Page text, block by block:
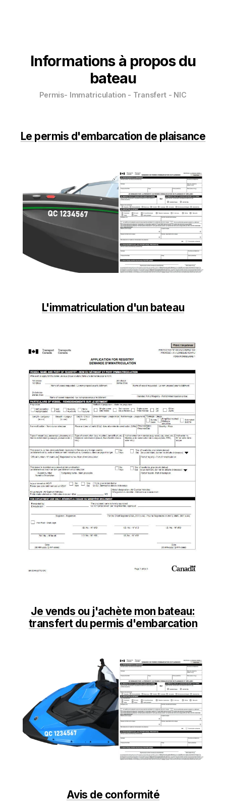
Informations à propos du
bateau
Permis- Immatriculation - Transfert - NIC
Le permis d'embarcation de plaisance
L'immatriculation d'un bateau
Je vends ou j'achète mon bateau:
transfert du permis d'embarcation
Avis de conformité